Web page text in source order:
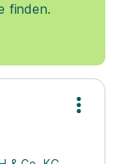
finden.